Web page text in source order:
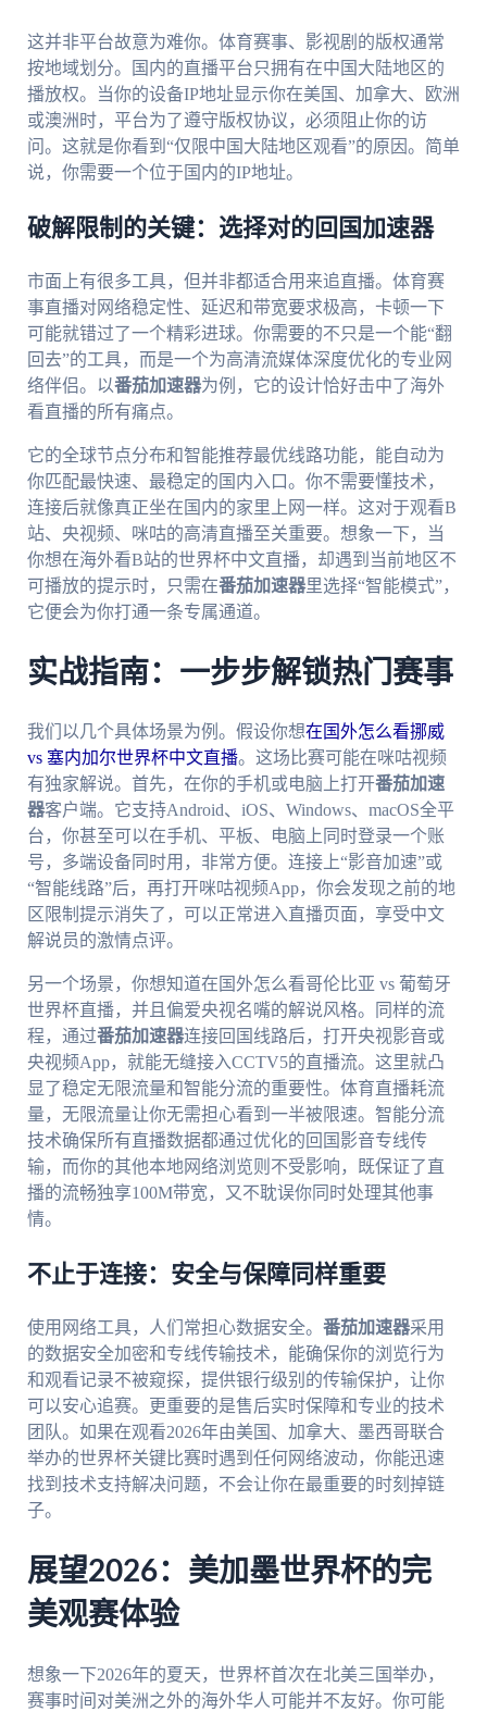
这并非平台故意为难你。体育赛事、影视剧的版权通常
按地域划分。国内的直播平台只拥有在中国大陆地区的
播放权。当你的设备IP地址显示你在美国、加拿大、欧洲
或澳洲时，平台为了遵守版权协议，必须阻止你的访
问。这就是你看到“仅限中国大陆地区观看”的原因。简单
说，你需要一个位于国内的IP地址。
破解限制的关键：选择对的回国加速器
市面上有很多工具，但并非都适合用来追直播。体育赛
事直播对网络稳定性、延迟和带宽要求极高，卡顿一下
可能就错过了一个精彩进球。你需要的不只是一个能“翻
回去”的工具，而是一个为高清流媒体深度优化的专业网
络伴侣。以番茄加速器为例，它的设计恰好击中了海外
看直播的所有痛点。
它的全球节点分布和智能推荐最优线路功能，能自动为
你匹配最快速、最稳定的国内入口。你不需要懂技术，
连接后就像真正坐在国内的家里上网一样。这对于观看B
站、央视频、咪咕的高清直播至关重要。想象一下，当
你想在海外看B站的世界杯中文直播，却遇到当前地区不
可播放的提示时，只需在番茄加速器里选择“智能模式”，
它便会为你打通一条专属通道。
实战指南：一步步解锁热门赛事
我们以几个具体场景为例。假设你想在国外怎么看挪威
vs 塞内加尔世界杯中文直播。这场比赛可能在咪咕视频
有独家解说。首先，在你的手机或电脑上打开番茄加速
器客户端。它支持Android、iOS、Windows、macOS全平
台，你甚至可以在手机、平板、电脑上同时登录一个账
号，多端设备同时用，非常方便。连接上“影音加速”或
“智能线路”后，再打开咪咕视频App，你会发现之前的地
区限制提示消失了，可以正常进入直播页面，享受中文
解说员的激情点评。
另一个场景，你想知道在国外怎么看哥伦比亚 vs 葡萄牙
世界杯直播，并且偏爱央视名嘴的解说风格。同样的流
程，通过番茄加速器连接回国线路后，打开央视影音或
央视频App，就能无缝接入CCTV5的直播流。这里就凸
显了稳定无限流量和智能分流的重要性。体育直播耗流
量，无限流量让你无需担心看到一半被限速。智能分流
技术确保所有直播数据都通过优化的回国影音专线传
输，而你的其他本地网络浏览则不受影响，既保证了直
播的流畅独享100M带宽，又不耽误你同时处理其他事
情。
不止于连接：安全与保障同样重要
使用网络工具，人们常担心数据安全。 番茄加速器采用
的数据安全加密和专线传输技术，能确保你的浏览行为
和观看记录不被窥探，提供银行级别的传输保护，让你
可以安心追赛。更重要的是售后实时保障和专业的技术
团队。如果在观看2026年由美国、加拿大、墨西哥联合
举办的世界杯关键比赛时遇到任何网络波动，你能迅速
找到技术支持解决问题，不会让你在最重要的时刻掉链
子。
展望2026：美加墨世界杯的完
美观赛体验
想象一下2026年的夏天，世界杯首次在北美三国举办，
赛事时间对美洲之外的海外华人可能并不友好。你可能